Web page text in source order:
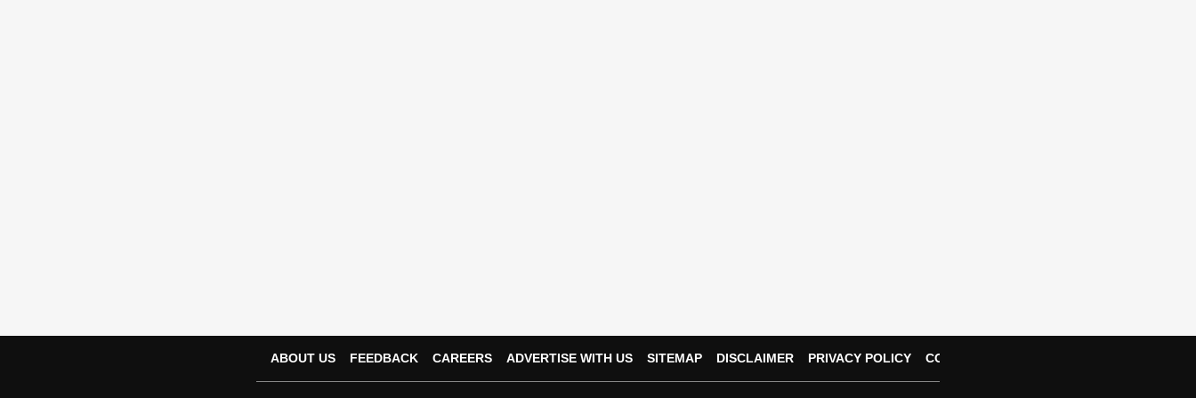
ABOUT US FEEDBACK CAREERS ADVERTISE WITH US SITEMAP DISCLAIMER PRIVACY POLICY CONTACT US